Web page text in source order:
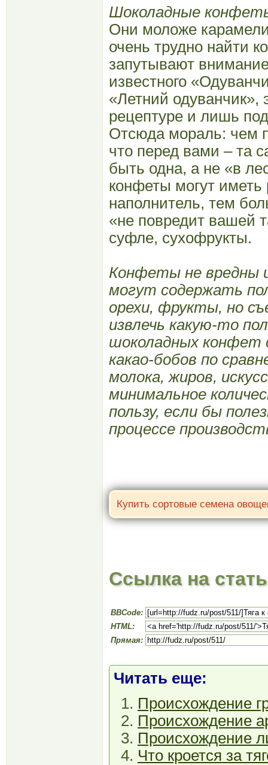
Шоколадные
Они моложе
очень трудно найти
запутывают
известного
«Летний одуванчик»,
рецептуре и лишь
Отсюда мораль: чем
что перед вами – та
быть одна, а не «в
конфеты могут
наполнитель, тем
«не повредит вашей
суфле, сухофрукты.
Конфеты не вредны
могут содержать
орехи, фрукты, но
извлечь какую-то
шоколадных конфет
какао-бобов по
молока, жиров,
минимальное
пользу, если бы
процессе
Ссылка на
BBCode:
HTML:
Прямая:
Читать еще:
Происхождение
Происхождение
Происхождение
Что кроется за